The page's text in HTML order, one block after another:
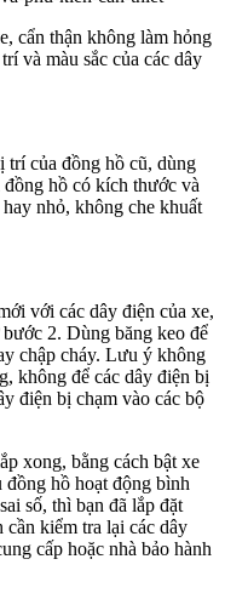
cẩn thận không làm hỏng
và màu sắc của các dây
của đồng hồ cũ, dùng
hồ có kích thước và
nhỏ, không che khuất
với các dây điện của xe,
2. Dùng băng keo để
chập cháy. Lưu ý không
không để các dây điện bị
điện bị chạm vào các bộ
xong, bằng cách bật xe
đồng hồ hoạt động bình
số, thì bạn đã lắp đặt
cần kiểm tra lại các dây
cấp hoặc nhà bảo hành